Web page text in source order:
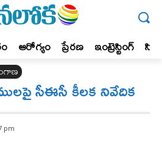
ఆరోగ్యం ప్రేర‌ణ‌ ఇంట్రెస్టింగ్‌
సీఈసీ కీలక నివేదిక
pm